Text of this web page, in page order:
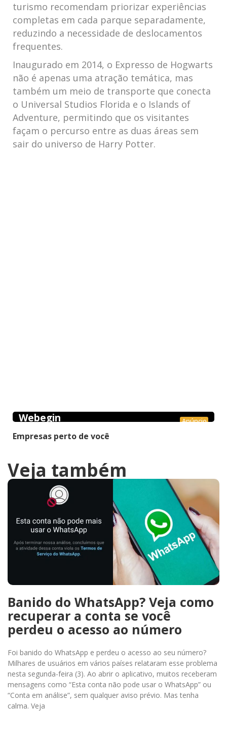
turismo recomendam priorizar experiências
completas em cada parque separadamente,
reduzindo a necessidade de deslocamentos
frequentes.
Inaugurado em 2014, o Expresso de Hogwarts
não é apenas uma atração temática, mas
também um meio de transporte que conecta
o Universal Studios Florida e o Islands of
Adventure, permitindo que os visitantes
façam o percurso entre as duas áreas sem
sair do universo de Harry Potter.
Anúncio
Webegin
Empresas perto de você
Veja também
Banido do WhatsApp? Veja como
recuperar a conta se você
perdeu o acesso ao número
Foi banido do WhatsApp e perdeu o acesso ao seu número?
Milhares de usuários em vários países relataram esse problema
nesta segunda-feira (3). Ao abrir o aplicativo, muitos receberam
mensagens como “Esta conta não pode usar o WhatsApp” ou
“Conta em análise”, sem qualquer aviso prévio. Mas tenha
calma. Veja